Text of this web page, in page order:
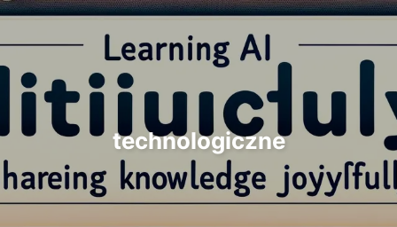
Szukaj Strona główna Archiwa Tagi
Kategorie Linki O nas 🇵🇱 Polski
technologiczne